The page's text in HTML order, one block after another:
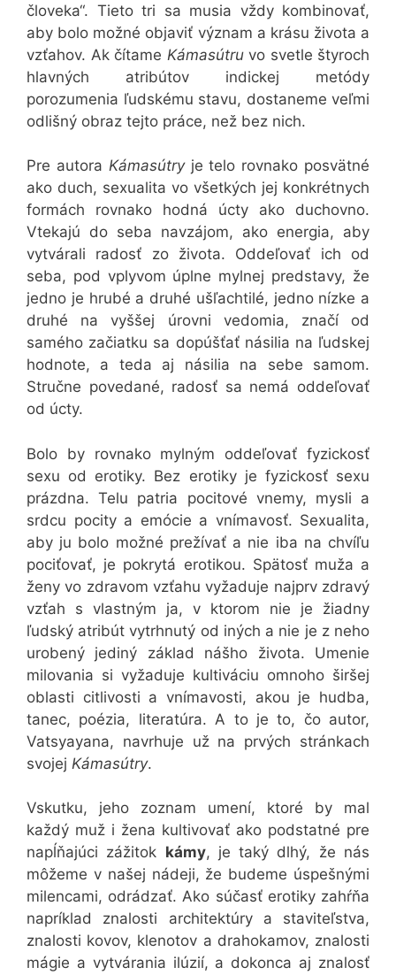
človeka“. Tieto tri sa musia vždy kombinovať,
aby bolo možné objaviť význam a krásu života a
vzťahov. Ak čítame Kámasútru vo svetle štyroch
hlavných atribútov indickej metódy
porozumenia ľudskému stavu, dostaneme veľmi
odlišný obraz tejto práce, než bez nich.
Pre autora Kámasútryje telo rovnako posvätné
ako duch, sexualita vo všetkých jej konkrétnych
formách rovnako hodná úcty ako duchovno.
Vtekajú do seba navzájom, ako energia, aby
vytvárali radosť zo života. Oddeľovať ich od
seba, pod vplyvom úplne mylnej predstavy, že
jedno je hrubé a druhé ušľachtilé, jedno nízke a
druhé na vyššej úrovni vedomia, značí od
samého začiatku sa dopúšťať násilia na ľudskej
hodnote, a teda aj násilia na sebe samom.
Stručne povedané, radosť sa nemá oddeľovať
od úcty.
Bolo by rovnako mylným oddeľovať fyzickosť
sexu od erotiky. Bez erotiky je fyzickosť sexu
prázdna. Telu patria pocitové vnemy, mysli a
srdcu pocity a emócie a vnímavosť. Sexualita,
aby ju bolo možné prežívať a nie iba na chvíľu
pociťovať, je pokrytá erotikou. Spätosť muža a
ženy vo zdravom vzťahu vyžaduje najprv zdravý
vzťah s vlastným ja, v ktorom nie je žiadny
ľudský atribút vytrhnutý od iných a nie je z neho
urobený jediný základ nášho života. Umenie
milovania si vyžaduje kultiváciu omnoho širšej
oblasti citlivosti a vnímavosti, akou je hudba,
tanec, poézia, literatúra. A to je to, čo autor,
Vatsyayana, navrhuje už na prvých stránkach
svojej Kámasútry.
Vskutku, jeho zoznam umení, ktoré by mal
každý muž i žena kultivovať ako podstatné pre
napĺňajúci zážitok kámy, je taký dlhý, že nás
môžeme v našej nádeji, že budeme úspešnými
milencami, odrádzať. Ako súčasť erotiky zahŕňa
napríklad znalosti architektúry a staviteľstva,
znalosti kovov, klenotov a drahokamov, znalosti
mágie a vytvárania ilúzií, a dokonca aj znalosť